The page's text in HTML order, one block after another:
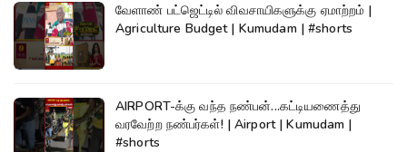
வேளாண் பட்ஜெட்டில் விவசாயிகளுக்கு ஏமாற்றம் |
Agriculture Budget | Kumudam | #shorts
AIRPORT-க்கு வந்த நண்பன்...கட்டியணைத்து
வரவேற்ற நண்பர்கள்! | Airport | Kumudam |
#shorts